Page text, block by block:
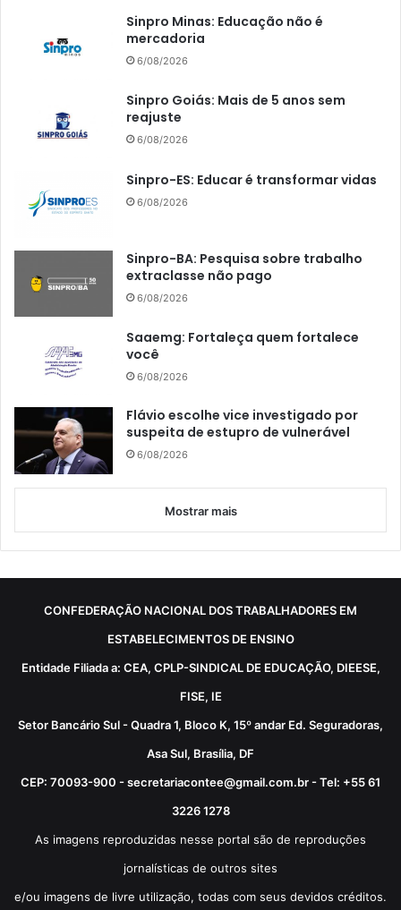
Sinpro Minas: Educação não é
mercadoria
6/08/2026
Sinpro Goiás: Mais de 5 anos sem
reajuste
6/08/2026
Sinpro-ES: Educar é transformar vidas
6/08/2026
Sinpro-BA: Pesquisa sobre trabalho
extraclasse não pago
6/08/2026
Saaemg: Fortaleça quem fortalece
você
6/08/2026
Flávio escolhe vice investigado por
suspeita de estupro de vulnerável
6/08/2026
Mostrar mais
CONFEDERAÇÃO NACIONAL DOS TRABALHADORES EM
ESTABELECIMENTOS DE ENSINO
Entidade Filiada a: CEA, CPLP-SINDICAL DE EDUCAÇÃO, DIEESE,
FISE, IE
Setor Bancário Sul - Quadra 1, Bloco K, 15º andar Ed. Seguradoras,
Asa Sul, Brasília, DF
CEP: 70093-900 - secretariacontee@gmail.com.br - Tel: +55 61
3226 1278
As imagens reproduzidas nesse portal são de reproduções
jornalísticas de outros sites
e/ou imagens de livre utilização, todas com seus devidos créditos.